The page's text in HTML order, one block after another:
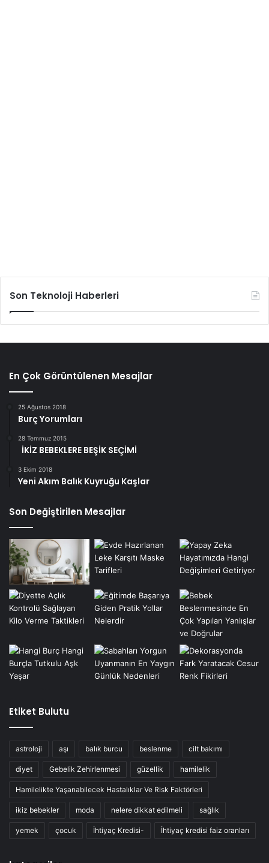
Son Teknoloji Haberleri
En Çok Görüntülenen Mesajlar
25 Ağustos 2018
Burç Yorumları
28 Temmuz 2015
İKİZ BEBEKLERE BEŞİK SEÇİMİ
3 Ekim 2018
Yeni Akım Balık Kuyruğu Kaşlar
Son Değiştirilen Mesajlar
Etiket Bulutu
astroloji aşı balık burcu beslenme cilt bakımı
diyet Gebelik Zehirlenmesi güzellik hamilelik
Hamilelikte Yaşanabilecek Hastalıklar Ve Risk Faktörleri
ikiz bebekler moda nelere dikkat edilmeli sağlık
yemek çocuk İhtiyaç Kredisi- İhtiyaç kredisi faiz oranları